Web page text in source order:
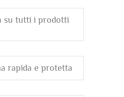
su tutti i prodotti
rapida e protetta